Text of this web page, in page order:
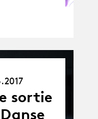
sortie